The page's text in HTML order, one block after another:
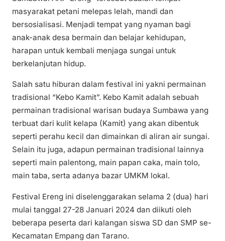
masyarakat petani melepas lelah, mandi dan
bersosialisasi. Menjadi tempat yang nyaman bagi
anak-anak desa bermain dan belajar kehidupan,
harapan untuk kembali menjaga sungai untuk
berkelanjutan hidup.
Salah satu hiburan dalam festival ini yakni permainan
tradisional “Kebo Kamit”. Kebo Kamit adalah sebuah
permainan tradisional warisan budaya Sumbawa yang
terbuat dari kulit kelapa (Kamit) yang akan dibentuk
seperti perahu kecil dan dimainkan di aliran air sungai.
Selain itu juga, adapun permainan tradisional lainnya
seperti main palentong, main papan caka, main tolo,
main taba, serta adanya bazar UMKM lokal.
Festival Ereng ini diselenggarakan selama 2 (dua) hari
mulai tanggal 27-28 Januari 2024 dan diikuti oleh
beberapa peserta dari kalangan siswa SD dan SMP se-
Kecamatan Empang dan Tarano.